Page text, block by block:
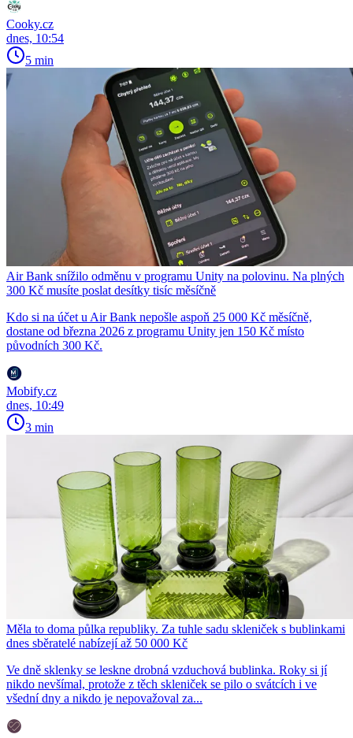
Cooky.cz
dnes, 10:54
5 min
Air Bank snížilo odměnu v programu Unity na polovinu. Na plných
300 Kč musíte poslat desítky tisíc měsíčně
Kdo si na účet u Air Bank nepošle aspoň 25 000 Kč měsíčně,
dostane od března 2026 z programu Unity jen 150 Kč místo
původních 300 Kč.
Mobify.cz
dnes, 10:49
3 min
Měla to doma půlka republiky. Za tuhle sadu skleniček s bublinkami
dnes sběratelé nabízejí až 50 000 Kč
Ve dně sklenky se leskne drobná vzduchová bublinka. Roky si jí
nikdo nevšímal, protože z těch skleniček se pilo o svátcích i ve
všední dny a nikdo je nepovažoval za...